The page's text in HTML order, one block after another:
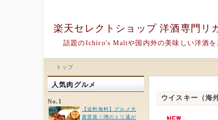
楽天セレクトショップ 洋酒専門リ
話題のIchiro's Maltや国内外の美味しい洋酒
トップ
ウイスキー（海
人気肉グルメ
No.1
【送料無料】グルメ大
賞受賞！噂のトリ逃が